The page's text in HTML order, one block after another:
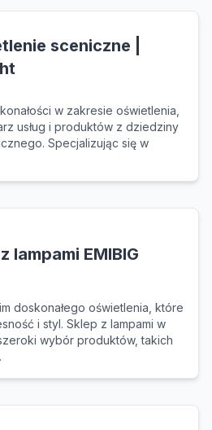
sceniczne |
w zakresie oświetlenia,
usług i produktów z dziedziny
Specjalizując się w
lampami EMIBIG
doskonałego oświetlenia, które
i styl. Sklep z lampami w
wybór produktów, takich